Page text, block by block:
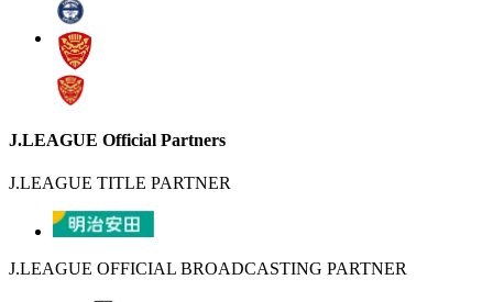
J.LEAGUE Official Partners
J.LEAGUE TITLE PARTNER
J.LEAGUE OFFICIAL BROADCASTING PARTNER